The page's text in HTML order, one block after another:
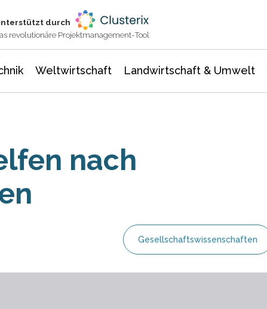
durch
revolutionäre Projektmanagement-Tool
Weltwirtschaft Landwirtschaft & Umwelt
nach
Gesellschaftswissenschaften